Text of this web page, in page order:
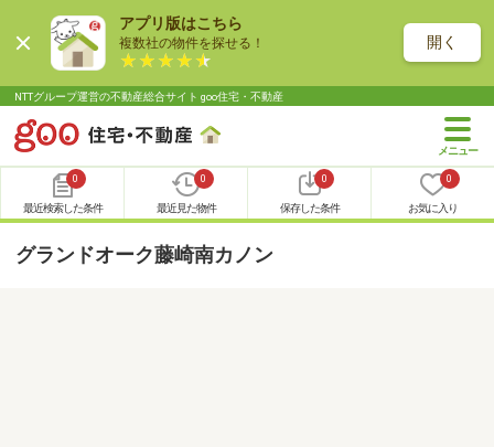
アプリ版はこちら
複数社の物件を探せる！ 開く
NTTグループ運営の不動産総合サイト goo住宅・不動産
0
最近検索した条件
0
最近見た物件
0
保存した条件
0
お気に入り
グランドオーク藤崎南カノン